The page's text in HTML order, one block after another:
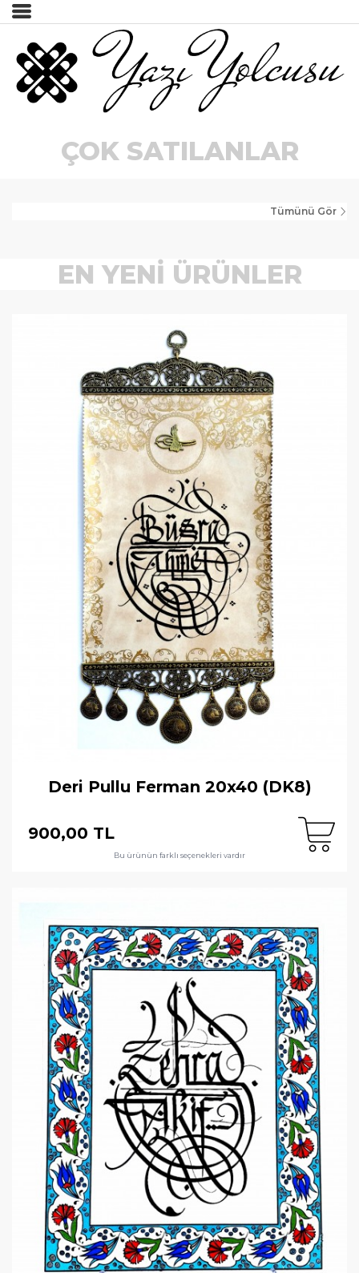
Tümünü Gör
Deri Pullu Ferman 20x40 (DK8)
900,00 TL
Bu ürünün farklı seçenekleri vardır